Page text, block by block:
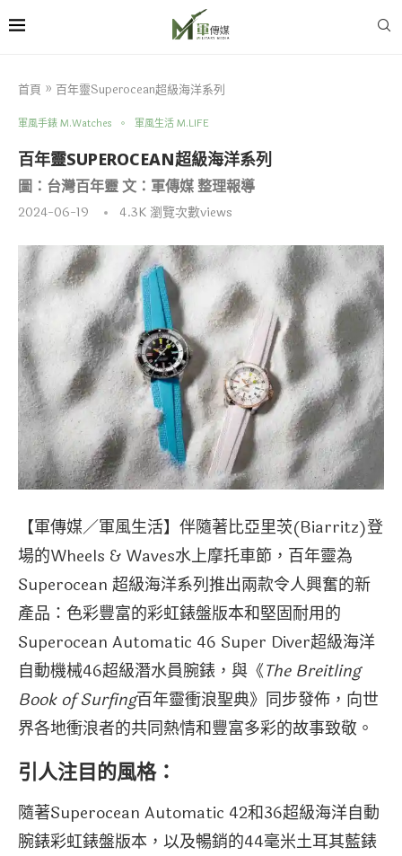
首頁 » 百年靈Superocean超級海洋系列
軍風手錶 M.Watches 軍風生活 M.LIFE
百年靈SUPEROCEAN超級海洋系列
圖：台灣百年靈 文：軍傳媒 整理報導
2024-06-19 4.3K瀏覽次數views
【軍傳媒／軍風生活】伴隨著比亞里茨(Biarritz)登
場的Wheels & Waves水上摩托車節，百年靈為
Superocean 超級海洋系列推出兩款令人興奮的新
產品：色彩豐富的彩虹錶盤版本和堅固耐用的
Superocean Automatic 46 Super Diver超級海洋
自動機械46超級潛水員腕錶，與《The Breitling
Book of Surfing百年靈衝浪聖典》同步發佈，向世
界各地衝浪者的共同熱情和豐富多彩的故事致敬。
引人注目的風格：
隨著Superocean Automatic 42和36超級海洋自動
腕錶彩虹錶盤版本，以及暢銷的44毫米土耳其藍錶